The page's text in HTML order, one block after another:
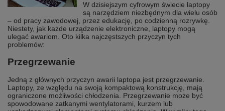
W dzisiejszym cyfrowym świecie laptopy
są narzędziem niezbędnym dla wielu osób
– od pracy zawodowej, przez edukację, po codzienną rozrywkę.
Niestety, jak każde urządzenie elektroniczne, laptopy mogą
ulegać awariom. Oto kilka najczęstszych przyczyn tych
problemów:
Przegrzewanie
Jedną z głównych przyczyn awarii laptopa jest przegrzewanie.
Laptopy, ze względu na swoją kompaktową konstrukcję, mają
ograniczone możliwości chłodzenia. Przegrzewanie może być
spowodowane zatkanymi wentylatorami, kurzem lub